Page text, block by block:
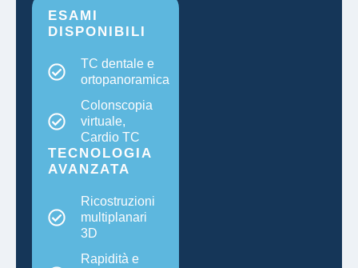
ESAMI
DISPONIBILI
TC dentale e
ortopanoramica
Colonscopia
virtuale,
Cardio TC
TECNOLOGIA
AVANZATA
Ricostruzioni
multiplanari
3D
Rapidità e